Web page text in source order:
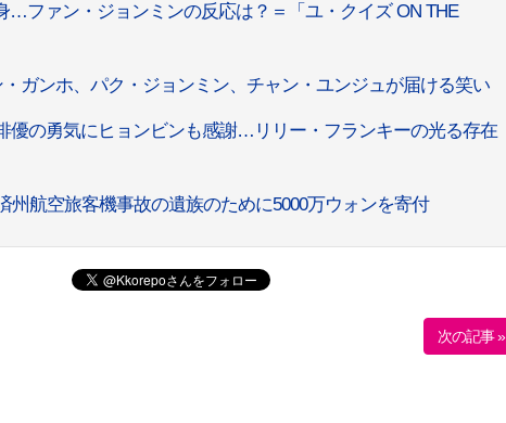
ファン・ジョンミンの反応は？＝「ユ・クイズ ON THE
ガンホ、パク・ジョンミン、チャン・ユンジュが届ける笑い
優の勇気にヒョンビンも感謝…リリー・フランキーの光る存在
州航空旅客機事故の遺族のために5000万ウォンを寄付
次の記事 »